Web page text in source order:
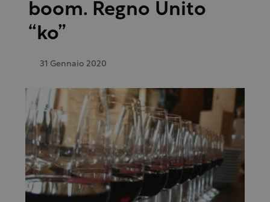
boom. Regno Unito
“ko”
31 Gennaio 2020